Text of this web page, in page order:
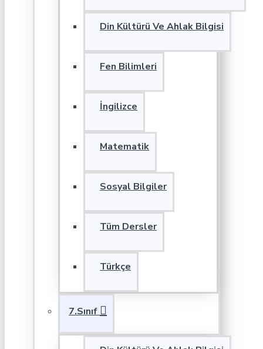
Din Kültürü Ve Ahlak Bilgisi
Fen Bilimleri
İngilizce
Matematik
Sosyal Bilgiler
Tüm Dersler
Türkçe
7.Sınıf